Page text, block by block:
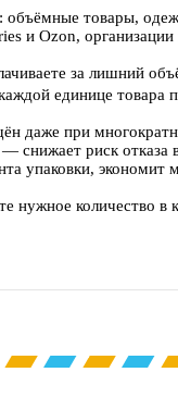
товары,
и Ozon,
за лишний
единице товара
при
снижает риск отказа
упаковки, экономит
количество в